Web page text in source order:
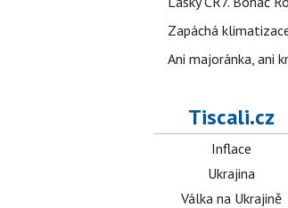
Zapáchá
Ani majoránka, ani
Tiscali.cz
Inflace
Ukrajina
Válka na Ukrajině